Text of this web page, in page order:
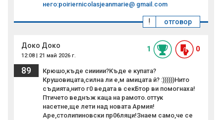
него:poiriernicolasjeanmarie@ gmail.com
отговор
!
Доко Доко
12:08 | 21 май 2026 г.
1 0
89
Крюшо,къде сиииии?Къде е купата?
Крушовицата,силна ли е,м амицата й? :))))))Нито
съдията,нито г0 ведата в секБтор ви помогнаха!
Птичето веднъж каца на рамото.оттук
насетне,ще лети над новата Армия!
Аре,столипиновски пр06ляци!Знаем само,че се